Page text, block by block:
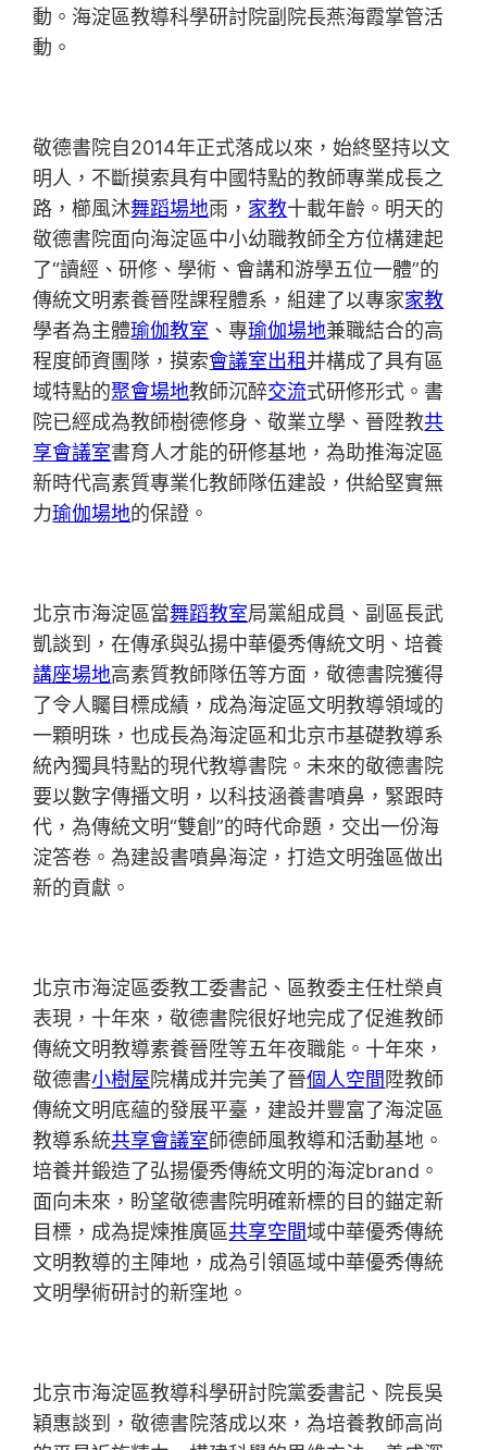
動。海淀區教導科學研討院副院長燕海霞掌管活
動。
敬德書院自2014年正式落成以來，始終堅持以文
明人，不斷摸索具有中國特點的教師專業成長之
路，櫛風沐舞蹈場地雨， 家教十載年齡。明天的
敬德書院面向海淀區中小幼職教師全方位構建起
了“讀經、研修、學術、會講和游學五位一體”的
傳統文明素養晉陞課程體系，組建了以專家家教
學者為主體瑜伽教室 、專瑜伽場地兼職結合的高
程度師資團隊，摸索會議室出租并構成了具有區
域特點的聚會場地教師沉醉交流式研修形式。書
院已經成為教師樹德修身、敬業立學、晉陞教共
享會議室書育人才能的研修基地，為助推海淀區
新時代高素質專業化教師隊伍建設，供給堅實無
力瑜伽場地的保證。
北京市海淀區當舞蹈教室局黨組成員、副區長武
凱談到，在傳承與弘揚中華優秀傳統文明、培養
講座場地高素質教師隊伍等方面，敬德書院獲得
了令人矚目標成績，成為海淀區文明教導領域的
一顆明珠，也成長為海淀區和北京市基礎教導系
統內獨具特點的現代教導書院。未來的敬德書院
要以數字傳播文明，以科技涵養書噴鼻，緊跟時
代，為傳統文明“雙創”的時代命題，交出一份海
淀答卷。為建設書噴鼻海淀，打造文明強區做出
新的貢獻。
北京市海淀區委教工委書記、區教委主任杜榮貞
表現，十年來，敬德書院很好地完成了促進教師
傳統文明教導素養晉陞等五年夜職能。十年來，
敬德書小樹屋院構成并完美了晉個人空間 陞教師
傳統文明底蘊的發展平臺，建設并豐富了海淀區
教導系統共享會議室師德師風教導和活動基地。
培養并鍛造了弘揚優秀傳統文明的海淀brand。
面向未來，盼望敬德書院明確新標的目的錨定新
目標，成為提煉推廣區共享空間域中華優秀傳統
文明教導的主陣地，成為引領區域中華優秀傳統
文明學術研討的新窪地。
北京市海淀區教導科學研討院黨委書記、院長吳
穎惠談到，敬德書院落成以來，為培養教師高尚